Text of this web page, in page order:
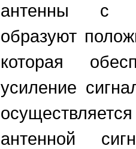
антенны с
образуют
которая
усиление
антенной